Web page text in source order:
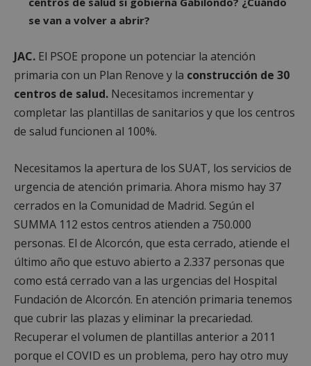
se van a volver a abrir?
JAC. El PSOE propone un potenciar la atención
primaria con un Plan Renove y la construcción de 30
centros de salud. Necesitamos incrementar y
completar las plantillas de sanitarios y que los centros
de salud funcionen al 100%.
Necesitamos la apertura de los SUAT, los servicios de
urgencia de atención primaria. Ahora mismo hay 37
cerrados en la Comunidad de Madrid. Según el
SUMMA 112 estos centros atienden a 750.000
personas. El de Alcorcón, que esta cerrado, atiende el
último año que estuvo abierto a 2.337 personas que
como está cerrado van a las urgencias del Hospital
Fundación de Alcorcón. En atención primaria tenemos
que cubrir las plazas y eliminar la precariedad.
Recuperar el volumen de plantillas anterior a 2011
porque el COVID es un problema, pero hay otro muy